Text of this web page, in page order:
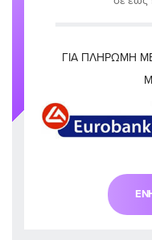
ΓΙΑ ΠΛΗΡΩΜΉ ΜΕ